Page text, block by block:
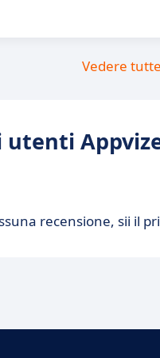
Vedere
utenti
recensione, sii il